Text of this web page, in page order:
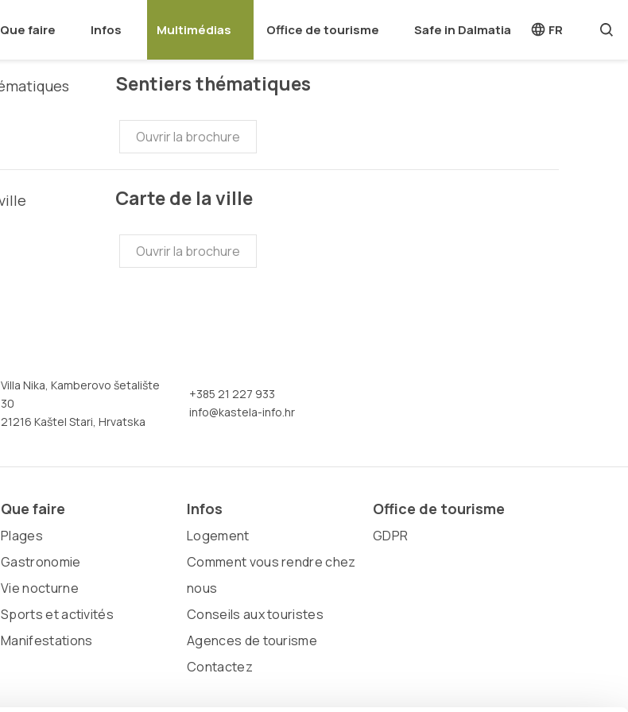
Que faire Infos Multimédias Office de tourisme Safe in Dalmatia FR
Sentiers thématiques
Ouvrir la brochure
Carte de la ville
Ouvrir la brochure
Villa Nika, Kamberovo šetalište
30
21216 Kaštel Stari, Hrvatska
+385 21 227 933
info@kastela-info.hr
Que faire
Plages
Gastronomie
Vie nocturne
Sports et activités
Manifestations
Infos
Logement
Comment vous rendre chez
nous
Conseils aux touristes
Agences de tourisme
Contactez
Office de tourisme
GDPR